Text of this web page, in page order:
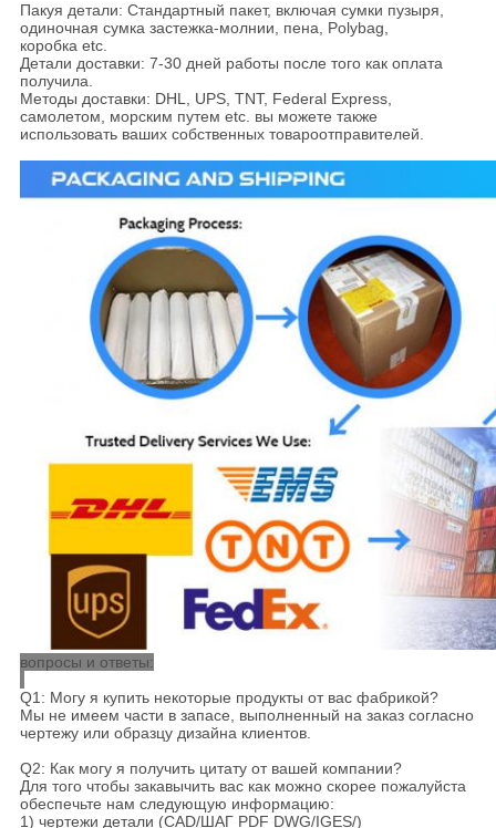
Пакуя детали: Стандартный пакет, включая сумки пузыря,
одиночная сумка застежка-молнии, пена, Polybag,
коробка etc.
Детали доставки: 7-30 дней работы после того как оплата
получила.
Методы доставки: DHL, UPS, TNT, Federal Express,
самолетом, морским путем etc. вы можете также
использовать ваших собственных товароотправителей.
вопросы и ответы:
Q1: Могу я купить некоторые продукты от вас фабрикой?
Мы не имеем части в запасе, выполненный на заказ согласно
чертежу или образцу дизайна клиентов.
Q2: Как могу я получить цитату от вашей компании?
Для того чтобы закавычить вас как можно скорее пожалуйста
обеспечьте нам следующую информацию:
1) чертежи детали (CAD/ШАГ PDF DWG/IGES/)